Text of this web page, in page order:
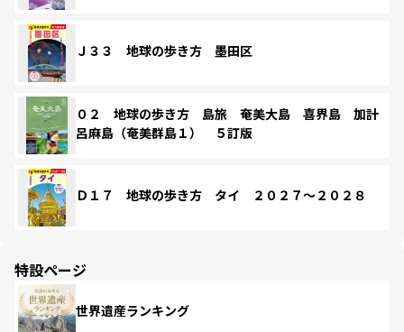
Ｊ３３ 地球の歩き方 墨田区
０２ 地球の歩き方 島旅 奄美大島 喜界島 加計
呂麻島（奄美群島１） ５訂版
Ｄ１７ 地球の歩き方 タイ ２０２７～２０２８
特設ページ
世界遺産ランキング